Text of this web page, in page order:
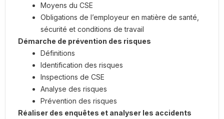
Moyens du CSE
Obligations de l’employeur en matière de santé,
sécurité et conditions de travail
Démarche de prévention des risques
Définitions
Identification des risques
Inspections de CSE
Analyse des risques
Prévention des risques
Réaliser des enquêtes et analyser les accidents